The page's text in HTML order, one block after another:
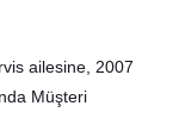
ailesine, 2007
Müşteri